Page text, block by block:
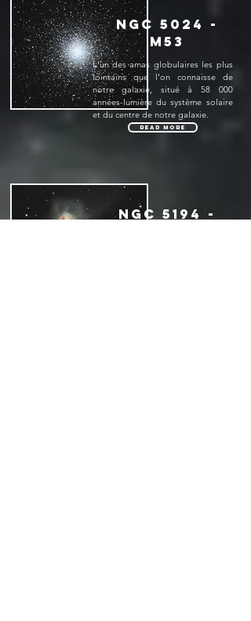
NGC 5024 -
M53
L'un des amas globulaires les plus
lointains que l'on connaisse de
notre galaxie, situé à 58 000
années-lumière du système solaire
et du centre de notre galaxie.
Read More
NGC 5194 -